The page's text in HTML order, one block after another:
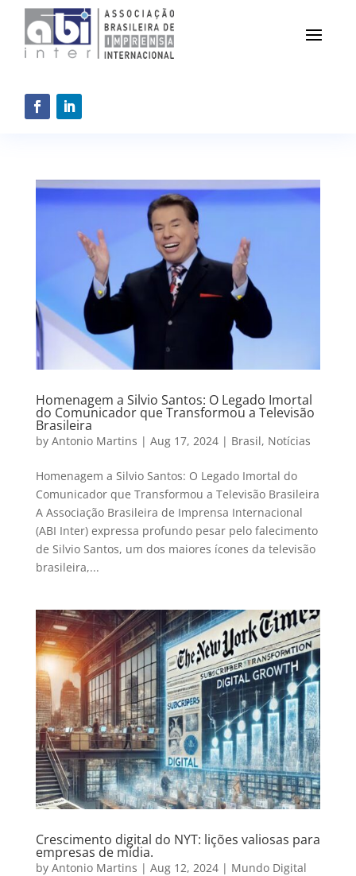
Homenagem a Silvio Santos: O Legado Imortal
do Comunicador que Transformou a Televisão
Brasileira
by Antonio Martins | Aug 17, 2024| Brasil, Notícias
Homenagem a Silvio Santos: O Legado Imortal do
Comunicador que Transformou a Televisão Brasileira
A Associação Brasileira de Imprensa Internacional
(ABI Inter) expressa profundo pesar pelo falecimento
de Silvio Santos, um dos maiores ícones da televisão
brasileira,...
Crescimento digital do NYT: lições valiosas para
empresas de mídia.
by Antonio Martins | Aug 12, 2024| Mundo Digital